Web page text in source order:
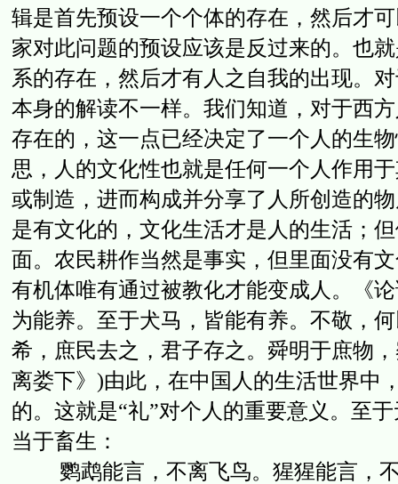
辑是首先预设一个个体的存在，然后才
家对此问题的预设应该是反过来的。也
系的存在，然后才有人之自我的出现。
本身的解读不一样。我们知道，对于西
存在的，这一点已经决定了一个人的生
思，人的文化性也就是任何一个人作用
或制造，进而构成并分享了人所创造的
是有文化的，文化生活才是人的生活；
面。农民耕作当然是事实，但里面没有
有机体唯有通过被教化才能变成人。《
为能养。至于犬马，皆能有养。不敬，
希，庶民去之，君子存之。舜明于庶物
离娄下》)由此，在中国人的生活世界中
的。这就是“礼”对个人的重要意义。至
当于畜生：
鹦鹉能言，不离飞鸟。猩猩能言，不